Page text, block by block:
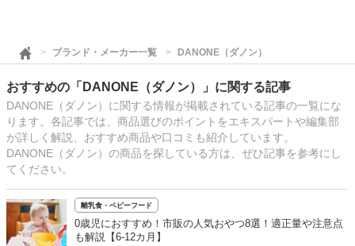
ブランド・メーカー一覧 DANONE（ダノン）
おすすめの「DANONE（ダノン）」に関する記事
DANONE（ダノン）に関する情報が掲載されている記事の一覧にな
ります。各記事では、商品選びのポイントをエキスパートや編集部
が詳しく解説、おすすめ商品や口コミも紹介しています。
DANONE（ダノン）の商品を探している方は、ぜひ記事を参考にし
てください。
離乳食・ベビーフード
0歳児におすすめ！市販の人気おやつ8選！適正量や注意点
も解説【6‐12カ月】